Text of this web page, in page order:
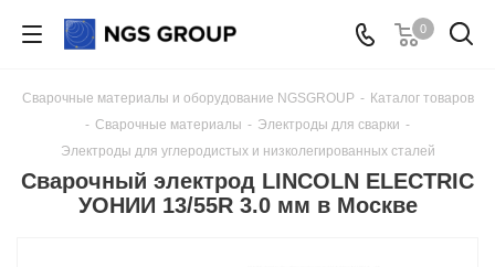
0
Сварочные материалы и оборудование NGSGROUP - Каталог товаров
- Сварочные материалы - Электроды для сварки -
Электроды для углеродистых и низколегированных сталей
Сварочный электрод LINCOLN ELECTRIC
УОНИИ 13/55R 3.0 мм в Москве